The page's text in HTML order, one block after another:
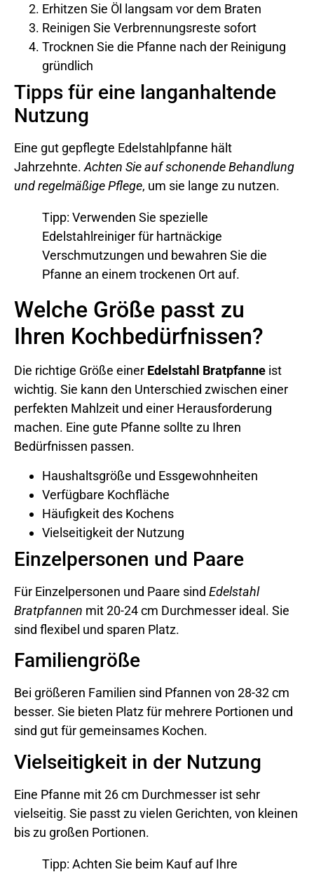
Erhitzen Sie Öl langsam vor dem Braten
Reinigen Sie Verbrennungsreste sofort
Trocknen Sie die Pfanne nach der Reinigung
gründlich
Tipps für eine langanhaltende
Nutzung
Eine gut gepflegte Edelstahlpfanne hält
Jahrzehnte.Achten Sie auf schonende Behandlung
und regelmäßige Pflege, um sie lange zu nutzen.
Tipp: Verwenden Sie spezielle
Edelstahlreiniger für hartnäckige
Verschmutzungen und bewahren Sie die
Pfanne an einem trockenen Ort auf.
Welche Größe passt zu
Ihren Kochbedürfnissen?
Die richtige Größe einer Edelstahl Bratpfanne ist
wichtig. Sie kann den Unterschied zwischen einer
perfekten Mahlzeit und einer Herausforderung
machen. Eine gute Pfanne sollte zu Ihren
Bedürfnissen passen.
Haushaltsgröße und Essgewohnheiten
Verfügbare Kochfläche
Häufigkeit des Kochens
Vielseitigkeit der Nutzung
Einzelpersonen und Paare
Für Einzelpersonen und Paare sind Edelstahl
Bratpfannen mit 20-24 cm Durchmesser ideal. Sie
sind flexibel und sparen Platz.
Familiengröße
Bei größeren Familien sind Pfannen von 28-32 cm
besser. Sie bieten Platz für mehrere Portionen und
sind gut für gemeinsames Kochen.
Vielseitigkeit in der Nutzung
Eine Pfanne mit 26 cm Durchmesser ist sehr
vielseitig. Sie passt zu vielen Gerichten, von kleinen
bis zu großen Portionen.
Tipp: Achten Sie beim Kauf auf Ihre